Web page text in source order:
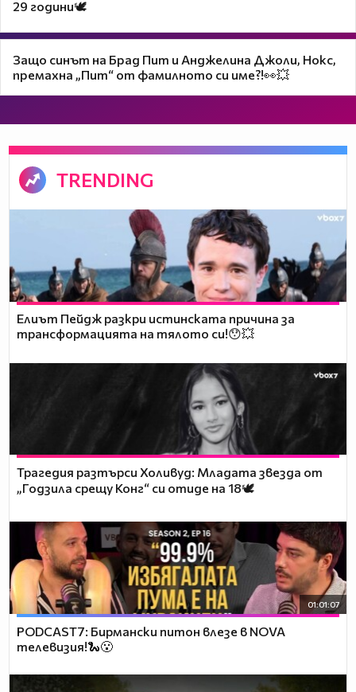
29 години🕊️
Защо синът на Брад Пит и Анджелина Джоли, Нокс,
премахна „Пит“ от фамилното си име?!👀💥
TRENDING
Елиът Пейдж разкри истинската причина за
трансформацията на тялото си!😯💥
Трагедия разтърси Холивуд: Младата звезда от
„Годзила срещу Конг“ си отиде на 18🕊️
01:01:07
PODCAST7: Бирмански питон влезе в NOVA
телевизия!🐍😮